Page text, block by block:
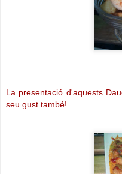
La presentació d'aquests
seu gust també!